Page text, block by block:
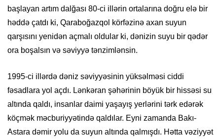
başlayan artım dalğası 80-ci illərin ortalarına doğru elə bir
həddə çatdı ki, Qaraboğazqol körfəzinə axan suyun
qarşısını yenidən açmalı oldular ki, dənizin suyu bir qədər
ora boşalsın və səviyyə tənzimlənsin.
1995-ci illərdə dəniz səviyyəsinin yüksəlməsi ciddi
fəsadlara yol açdı. Lənkəran şəhərinin böyük bir hissəsi su
altında qaldı, insanlar daimi yaşayış yerlərini tərk edərək
köçmək məcburiyyətində qaldılar. Eyni zamanda Bakı-
Astara dəmir yolu da suyun altında qalmışdı. Hətta vəziyyət